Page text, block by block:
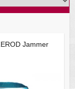
Jammer